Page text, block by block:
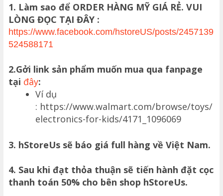
1. Làm sao để ORDER HÀNG MỸ GIÁ RẺ. VUI
LÒNG ĐỌC TẠI ĐÂY :
https://www.facebook.com/hstoreUS/posts/2457139
524588171
2.Gởi link sản phẩm muốn mua qua fanpage
tại đây:
Ví dụ
: https://www.walmart.com/browse/toys/
electronics-for-kids/4171_1096069
3. hStoreUs sẽ báo giá full hàng về Việt Nam.
4. Sau khi đạt thỏa thuận sẽ tiến hành đặt cọc
thanh toán 50% cho bên shop hStoreUs.